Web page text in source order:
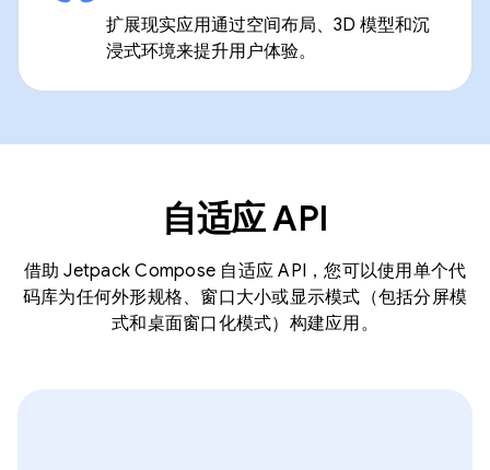
扩展现实应用通过空间布局、3D 模型和沉
浸式环境来提升用户体验。
自适应 API
借助 Jetpack Compose 自适应 API，您可以使用单个代
码库为任何外形规格、窗口大小或显示模式（包括分屏模
式和桌面窗口化模式）构建应用。